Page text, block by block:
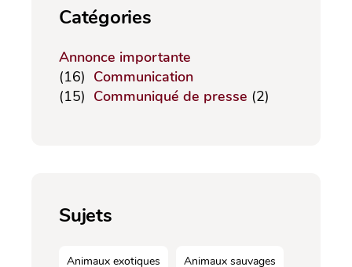
Catégories
Annonce importante
(16) Communication
(15) Communiqué de presse (2)
Sujets
Animaux exotiques Animaux sauvages